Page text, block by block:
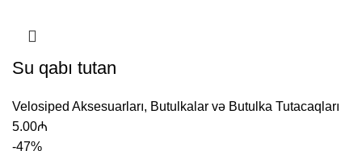
Su qabı tutan
Velosiped Aksesuarları, Butulkalar və Butulka Tutacaqları
5.00₼
-47%